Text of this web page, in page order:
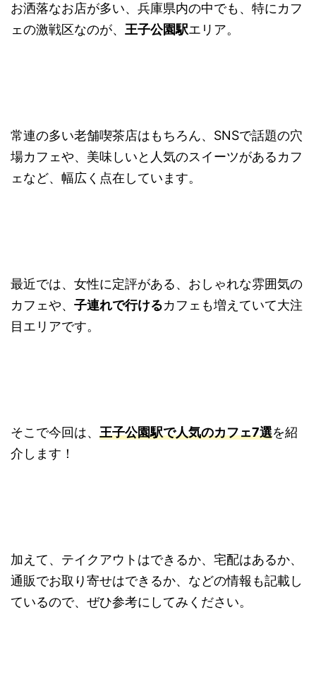
お洒落なお店が多い、兵庫県内の中でも、特にカフ
ェの激戦区なのが、 王子公園駅エリア。
常連の多い老舗喫茶店はもちろん、SNSで話題の穴
場カフェや、美味しいと人気のスイーツがあるカフ
ェなど、幅広く点在しています。
最近では、女性に定評がある、おしゃれな雰囲気の
カフェや、 子連れで行けるカフェも増えていて大注
目エリアです。
そこで今回は、 王子公園駅で人気のカフェ7選を紹
介します！
加えて、テイクアウトはできるか、宅配はあるか、
通販でお取り寄せはできるか、などの情報も記載し
ているので、ぜひ参考にしてみください。